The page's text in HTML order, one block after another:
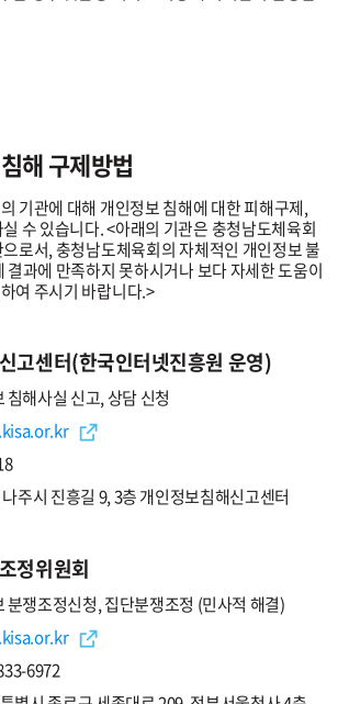
해 구제방법
기관에 대해 개인정보 침해에 대한 피해구제,
수 있습니다. <아래의 기관은 충청남도체육회
로서, 충청남도체육회의 자체적인 개인정보 불
결과에 만족하지 못하시거나 보다 자세한 도움이
여 주시기 바랍니다.>
고센터(한국인터넷진흥원 운영)
해사실 신고, 상담 신청
주시 진흥길 9, 3층 개인정보침해신고센터
정위원회
분쟁조정신청, 집단분쟁조정 (민사적 해결)
6972